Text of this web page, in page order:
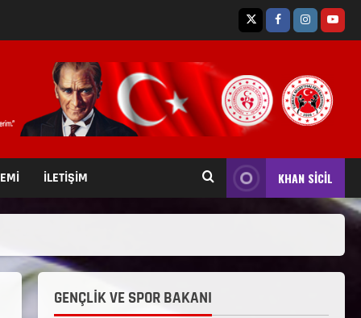
İLETİŞİM KHAN SİCİL
GENÇLİK VE SPOR BAKANI